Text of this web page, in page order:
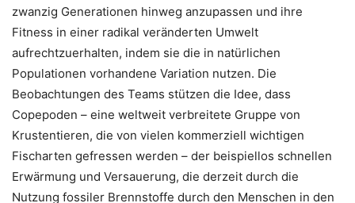
zwanzig Generationen hinweg anzupassen und ihre
Fitness in einer radikal veränderten Umwelt
aufrechtzuerhalten, indem sie die in natürlichen
Populationen vorhandene Variation nutzen. Die
Beobachtungen des Teams stützen die Idee, dass
Copepoden – eine weltweit verbreitete Gruppe von
Krustentieren, die von vielen kommerziell wichtigen
Fischarten gefressen werden – der beispiellos schnellen
Erwärmung und Versauerung, die derzeit durch die
Nutzung fossiler Brennstoffe durch den Menschen in den